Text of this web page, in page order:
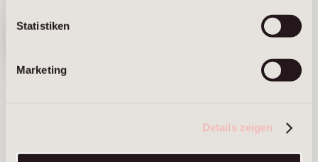
Statistiken
Marketing
Details zeigen
umgezogen.
Managing Partner
Vanessa